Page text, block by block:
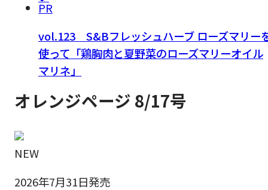
PR
vol.123 S&Bフレッシュハーブ ローズマリー
使って「鶏胸肉と夏野菜のローズマリーオイル
マリネ」
オレンジページ 8/17号
NEW
2026年7月31日発売